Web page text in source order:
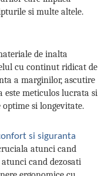
si multe altele.
de inalta
cu continut ridicat de
a marginilor, ascutire
este meticulos lucrata si
si longevitate.
si siguranta
atunci cand
cand dezosati